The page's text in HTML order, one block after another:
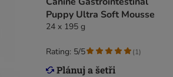
Puppy Ultra Soft Mousse
24 x 195 g
Rating: 5/5 (1)